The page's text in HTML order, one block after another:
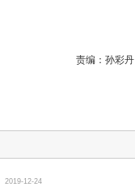
责编： 孙彩丹
2019-12-24